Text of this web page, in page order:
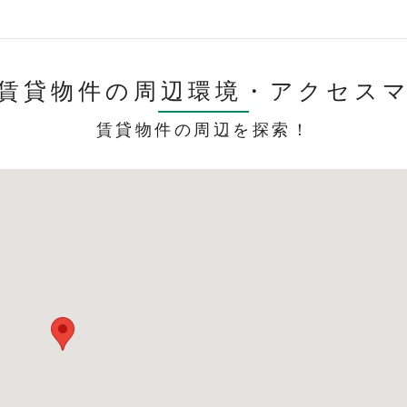
貸物件の周辺環境・ アクセス
賃貸物件の周辺を探索！